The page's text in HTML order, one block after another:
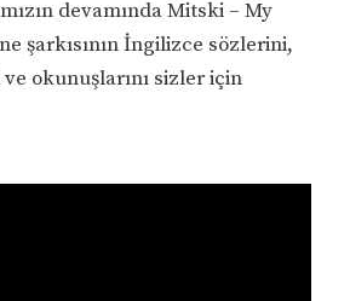
devamında Mitski – My
şarkısının İngilizce sözlerini,
okunuşlarını sizler için